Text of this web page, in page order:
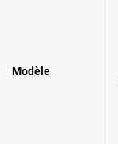
Modèle